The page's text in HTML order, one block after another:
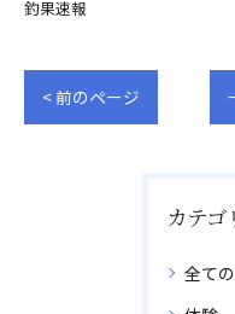
釣果速報
< 前のページ
カテゴ
全て